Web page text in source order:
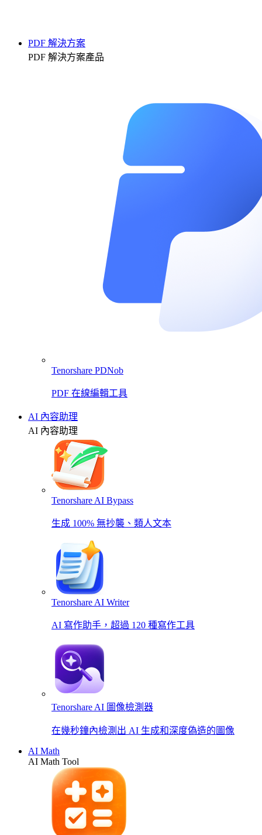
PDF 解決方案
PDF 解決方案產品
Tenorshare PDNob
PDF 在線編輯工具
AI 內容助理
AI 內容助理
Tenorshare AI Bypass
生成 100% 無抄襲、類人文本
Tenorshare AI Writer
AI 寫作助手，超過 120 種寫作工具
Tenorshare AI 圖像檢測器
在幾秒鐘內檢測出 AI 生成和深度偽造的圖像
AI Math
AI Math Tool